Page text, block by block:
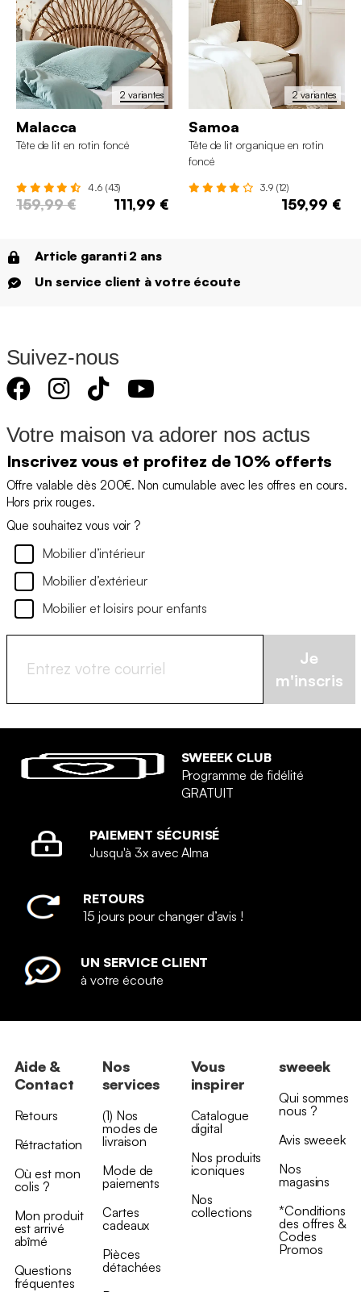
2 variantes
Malacca
Tête de lit en rotin foncé
4.6 (43)
159,99 € 111,99 €
2 variantes
Samoa
Tête de lit organique en rotin
foncé
3.9 (12)
159,99 €
Article garanti 2 ans
Un service client à votre écoute
Suivez-nous
Votre maison va adorer nos actus
Inscrivez vous et profitez de 10% offerts
Offre valable dès 200€. Non cumulable avec les offres en cours.
Hors prix rouges.
Que souhaitez vous voir ?
Mobilier d’intérieur
Mobilier d’extérieur
Mobilier et loisirs pour enfants
Je
m'inscris
SWEEEK CLUB
Programme de fidélité
GRATUIT
PAIEMENT SÉCURISÉ
Jusqu'à 3x avec Alma
RETOURS
15 jours pour changer d’avis !
UN SERVICE CLIENT
à votre écoute
Aide &
Contact
Retours
Rétractation
Où est mon
colis ?
Mon produit
est arrivé
abîmé
Questions
fréquentes
Nos
services
(1) Nos
modes de
livraison
Mode de
paiements
Cartes
cadeaux
Pièces
détachées
Vous
inspirer
Catalogue
digital
Nos produits
iconiques
Nos
collections
sweeek
Qui sommes
nous ?
Avis sweeek
Nos
magasins
*Conditions
des offres &
Codes
Promos